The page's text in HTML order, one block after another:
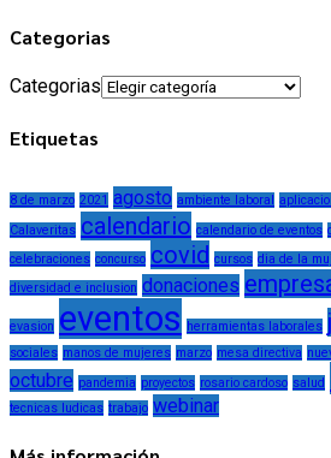
Categorias
Categorias
Etiquetas
8 de marzo 2021 agosto ambiente laboral
Calaveritas calendario calendario de eventos
celebraciones concurso covid cursos dia de la
diversidad e inclusion donaciones
evasion eventos herramientas laborales
sociales manos de mujeres marzo mesa directiva
octubre pandemia proyectos rosario cardoso salud
tecnicas ludicas trabajo webinar